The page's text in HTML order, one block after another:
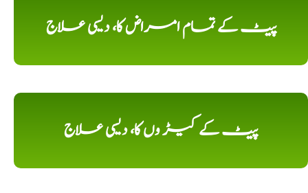
پیٹ کے تمام امراض کا، دیسی علاج
پیٹ کے کیڑ وں کا، دیسی علاج